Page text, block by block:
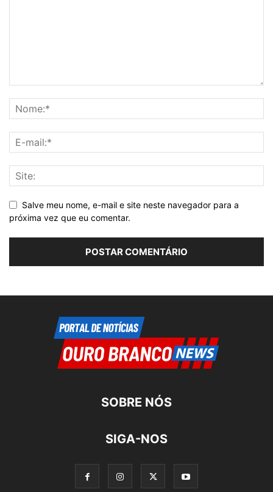
Salve meu nome, e-mail e site neste navegador para a
próxima vez que eu comentar.
SOBRE NÓS
SIGA-NOS